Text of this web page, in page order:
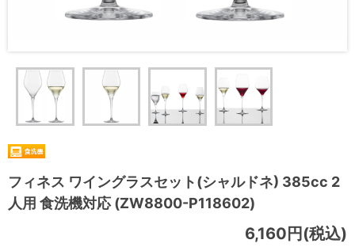
フィネス ワイングラスセット(シャルドネ) 385cc 2
人用 食洗機対応 (ZW8800-P118602)
6,160円(税込)